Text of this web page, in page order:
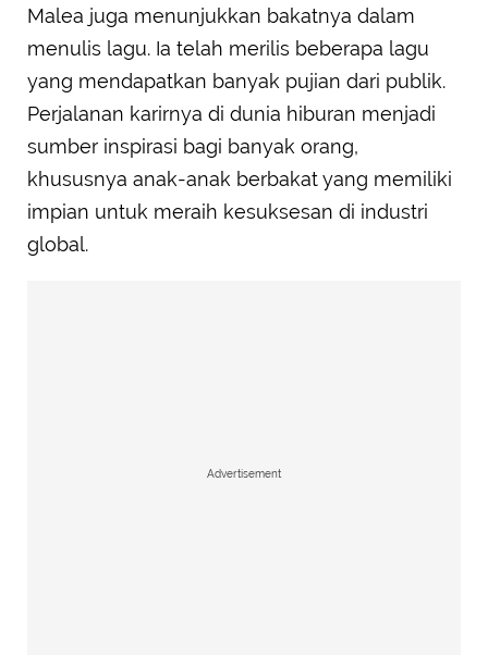
Malea juga menunjukkan bakatnya dalam
menulis lagu. Ia telah merilis beberapa lagu
yang mendapatkan banyak pujian dari publik.
Perjalanan karirnya di dunia hiburan menjadi
sumber inspirasi bagi banyak orang,
khususnya anak-anak berbakat yang memiliki
impian untuk meraih kesuksesan di industri
global.
Advertisement